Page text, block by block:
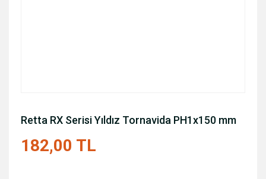
Retta RX Serisi Yıldız Tornavida PH1x150 mm
182,00 TL